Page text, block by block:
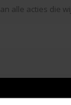
alle acties die